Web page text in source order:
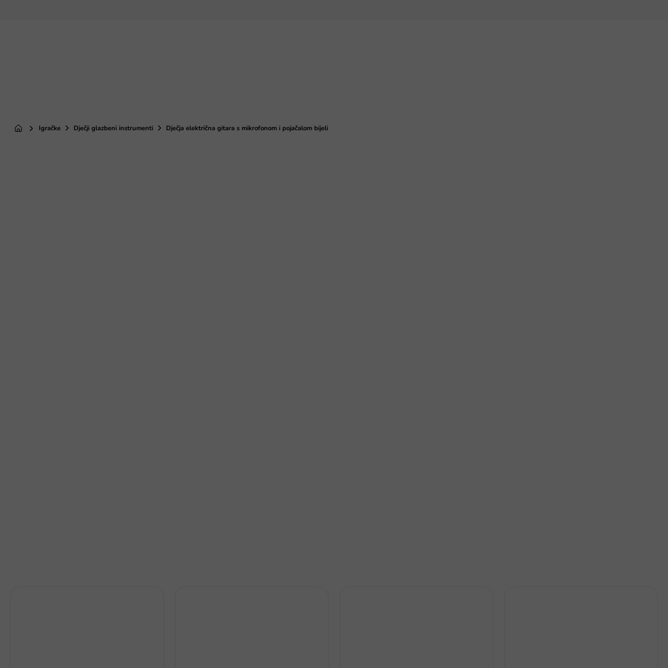
PočetnaIgračke Dječji glazbeni instrumenti Dječja električna gitara s mikrofonom i pojačalom bijeli